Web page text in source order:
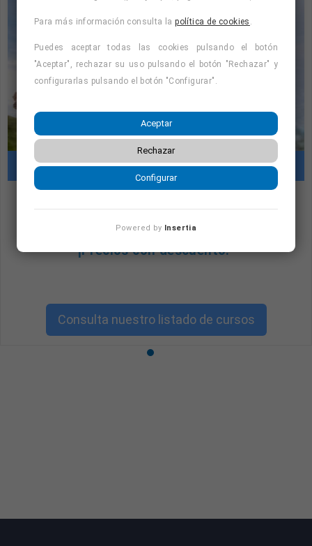
Cursos con prácticas en empresas
consulta la oferta formativa disponible.
¡Precios con descuento!"
Consulta nuestro listado de cursos
Para más información consulta lapolítica de cookies .
Puedes aceptar todas las cookies pulsando el botón
"Aceptar", rechazar su uso pulsando el botón "Rechazar" y
configurarlas pulsando el botón "Configurar".
Aceptar
Rechazar
Configurar
Powered by Insertia